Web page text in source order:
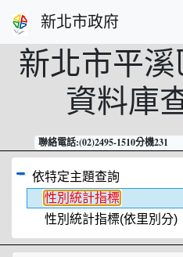
新北市政府
新北市平
資料庫
聯絡電話:(02)2495-1510分機231
依特定主題查詢
性別統計指標
性別統計指標(依里別分)